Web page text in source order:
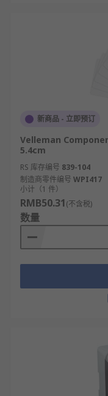
新商品 - 立即预订
Velleman
5.4cm
RS 库存编号 839-104
制造商零件编号 WPI417
小计（1 件）
RMB50.31(不含税)
数量